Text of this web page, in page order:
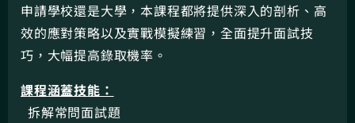
申請學校還是大學，本課程都將提供深入的剖析、高
效的應對策略以及實戰模擬練習，全面提升面試技
巧，大幅提高錄取機率。
課程涵蓋技能：
拆解常問面試題